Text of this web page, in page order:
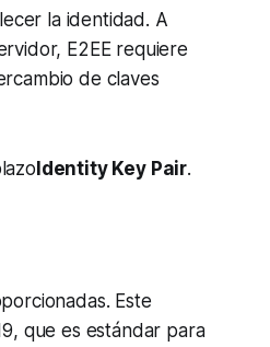
la identidad. A
E2EE requiere
de claves
Identity Key Pair.
Este
que es estándar para